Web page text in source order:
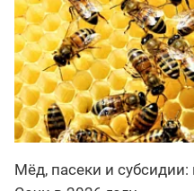
Мёд, пасеки и